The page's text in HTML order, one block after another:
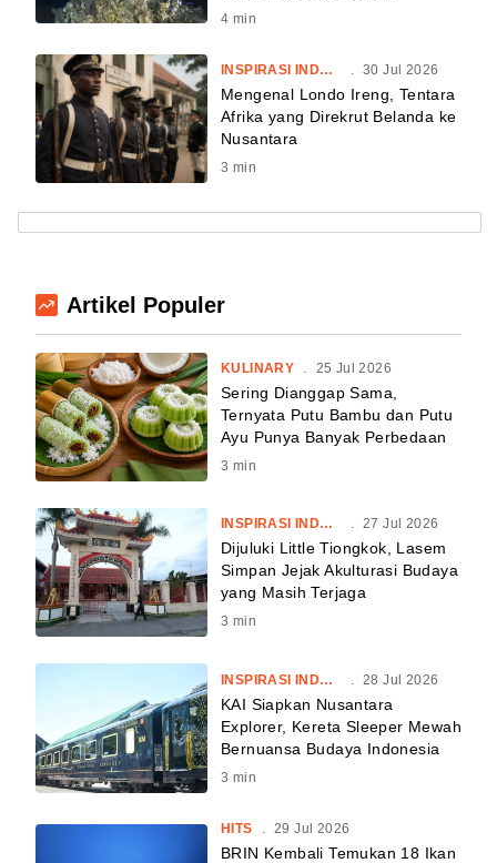
4 min
INSPIRASI INDONESIA 30 Jul 2026
Mengenal Londo Ireng, Tentara
Afrika yang Direkrut Belanda ke
Nusantara
3 min
Artikel Populer
KULINARY . 25 Jul 2026
Sering Dianggap Sama,
Ternyata Putu Bambu dan Putu
Ayu Punya Banyak Perbedaan
3 min
INSPIRASI INDONESIA . 27 Jul 2026
Dijuluki Little Tiongkok, Lasem
Simpan Jejak Akulturasi Budaya
yang Masih Terjaga
3 min
INSPIRASI INDONESIA 28 Jul 2026
KAI Siapkan Nusantara
Explorer, Kereta Sleeper Mewah
Bernuansa Budaya Indonesia
3 min
HITS 29 Jul 2026
BRIN Kembali Temukan 18 Ikan